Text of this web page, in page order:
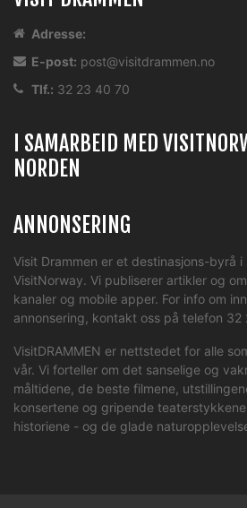
Adresse:
E-post: post@visitdrammen.no
Tlf.: 32 23 40 70
I SAMARBEID MED
NORDEN
ANNONSERING
Visit Drammen er et destinasjons-byrå i
VisitNorway. Vi publiserer artikler og
kanaler og mobile apper. For info om
annonsering, kontakt oss på telefon 32
VisitDRAMMEN er nettstedet for alle
vår. Vi forteller om det sanselige og
måltidene, de beste filmene,
konsertene og gripende
historiene - og de glade